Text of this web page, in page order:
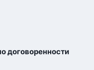
договоренности